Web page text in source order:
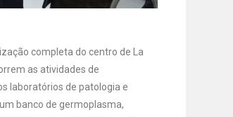
completa do centro de La
as atividades de
laboratórios de patologia e
banco de germoplasma,